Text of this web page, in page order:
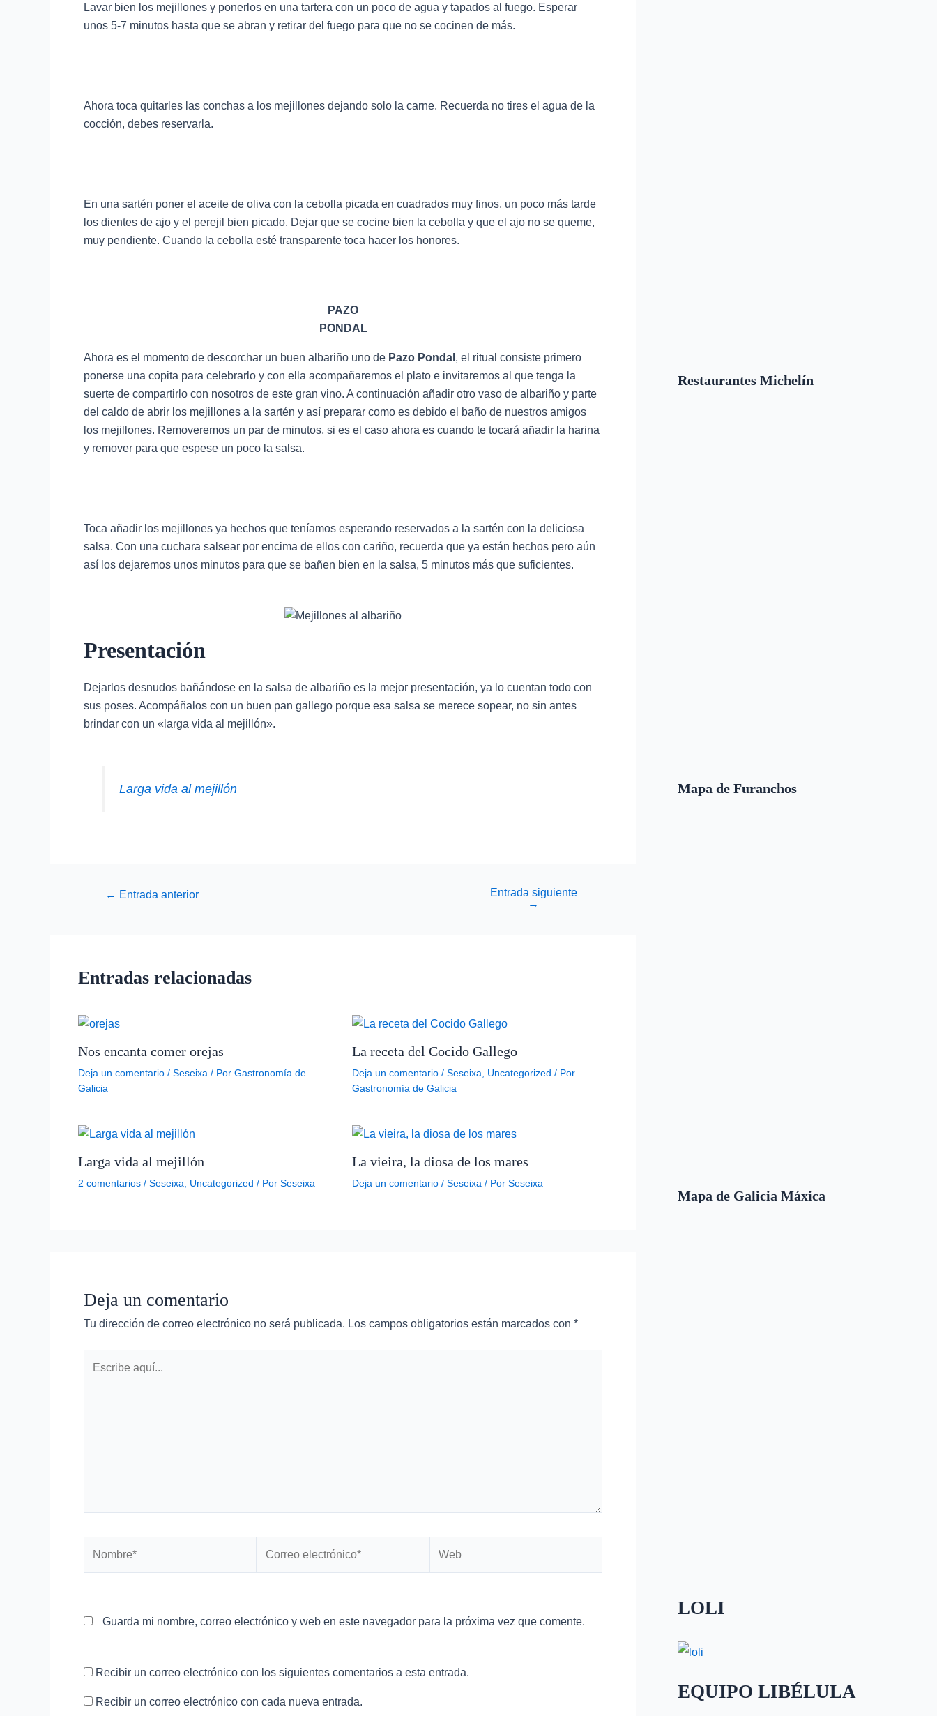
Lavar bien los mejillones y ponerlos en una tartera con un poco de agua y tapados al fuego. Esperar
unos 5-7 minutos hasta que se abran y retirar del fuego para que no se cocinen de más.
Ahora toca quitarles las conchas a los mejillones dejando solo la carne. Recuerda no tires el agua de la
cocción, debes reservarla.
En una sartén poner el aceite de oliva con la cebolla picada en cuadrados muy finos, un poco más tarde
los dientes de ajo y el perejil bien picado. Dejar que se cocine bien la cebolla y que el ajo no se queme,
muy pendiente. Cuando la cebolla esté transparente toca hacer los honores.
PAZO
PONDAL
Ahora es el momento de descorchar un buen albariño uno de Pazo Pondal , el ritual consiste primero
ponerse una copita para celebrarlo y con ella acompañaremos el plato e invitaremos al que tenga la
suerte de compartirlo con nosotros de este gran vino. A continuación añadir otro vaso de albariño y parte
del caldo de abrir los mejillones a la sartén y así preparar como es debido el baño de nuestros amigos
los mejillones. Removeremos un par de minutos, si es el caso ahora es cuando te tocará añadir la harina
y remover para que espese un poco la salsa.
Toca añadir los mejillones ya hechos que teníamos esperando reservados a la sartén con la deliciosa
salsa. Con una cuchara salsear por encima de ellos con cariño, recuerda que ya están hechos pero aún
así los dejaremos unos minutos para que se bañen bien en la salsa, 5 minutos más que suficientes.
Presentación
Dejarlos desnudos bañándose en la salsa de albariño es la mejor presentación, ya lo cuentan todo con
sus poses. Acompáñalos con un buen pan gallego porque esa salsa se merece sopear, no sin antes
brindar con un «larga vida al mejillón».
Larga vida al mejillón
← Entrada anterior
Entrada siguiente
→
Entradas relacionadas
Nos encanta comer orejas
Deja un comentario / Seseixa / Por Gastronomía de
Galicia
La receta del Cocido Gallego
Deja un comentario / Seseixa, Uncategorized / Por
Gastronomía de Galicia
Larga vida al mejillón
2 comentarios / Seseixa Uncategorized / Por Seseixa
La vieira, la diosa de los mares
Deja un comentario / Seseixa / Por Seseixa
Deja un comentario
Tu dirección de correo electrónico no será publicada. Los campos obligatorios están marcados con *
Guarda mi nombre, correo electrónico y web en este navegador para la próxima vez que comente.
Recibir un correo electrónico con los siguientes comentarios a esta entrada.
Recibir un correo electrónico con cada nueva entrada.
Restaurantes Michelín
Mapa de Furanchos
Mapa de Galicia Máxica
LOLI
EQUIPO LIBÉLULA